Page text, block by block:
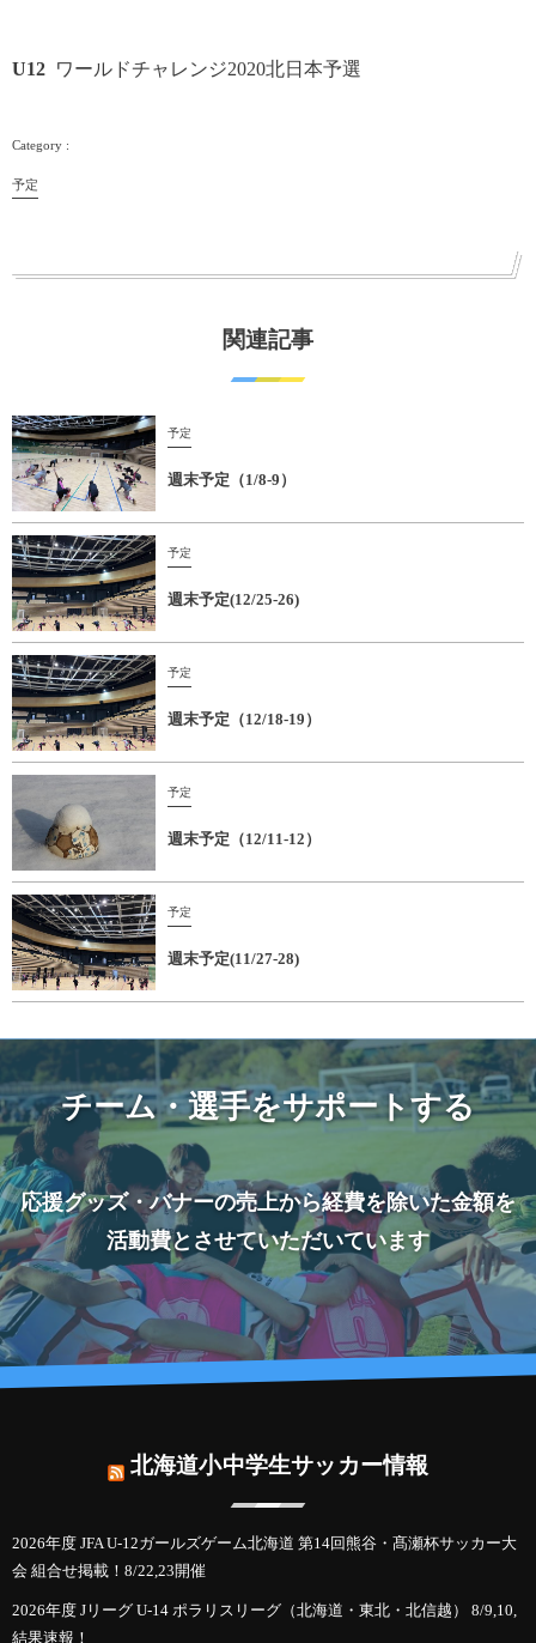
U12 ワールドチャレンジ2020北日本予選
予定
関連記事
予定
週末予定（1/8-9）
予定
週末予定(12/25-26)
予定
週末予定（12/18-19）
予定
週末予定（12/11-12）
予定
週末予定(11/27-28)
チーム・選手をサポートする
応援グッズ・バナーの売上から経費を除いた金額を
活動費とさせていただいています
北海道小中学生サッカー情報
2026年度 JFA U-12ガールズゲーム北海道 第14回熊谷・髙瀬杯サッカー大
会 組合せ掲載！8/22,23開催
2026年度 Jリーグ U-14 ポラリスリーグ（北海道・東北・北信越） 8/9,10,
結果速報！